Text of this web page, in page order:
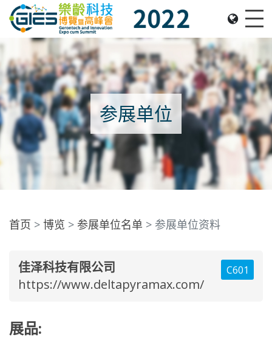
Date: Expo: 2-5 Nov 2022, Venue: Hall 1A-C, HKCEC
参展单位
首页 博览 参展单位名单 参展单位资料
C601
佳泽科技有限公司
https://www.deltapyramax.com/
展品: